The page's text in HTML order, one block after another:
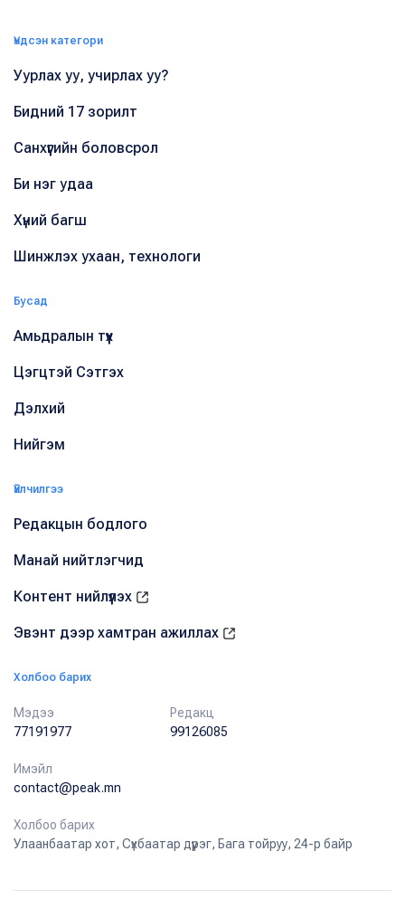
Үндсэн категори
Уурлах уу, учирлах уу?
Бидний 17 зорилт
Санхүүгийн боловсрол
Би нэг удаа
Хүний багш
Шинжлэх ухаан, технологи
Бусад
Амьдралын түүх
Цэгцтэй Сэтгэх
Дэлхий
Нийгэм
Үйлчилгээ
Редакцын бодлого
Манай нийтлэгчид
Контент нийлүүлэх
Эвэнт дээр хамтран ажиллах
Холбоо барих
Мэдээ
77191977
Редакц
99126085
Имэйл
contact@peak.mn
Холбоо барих
Улаанбаатар хот, Сүхбаатар дүүрэг, Бага тойруу, 24-р байр